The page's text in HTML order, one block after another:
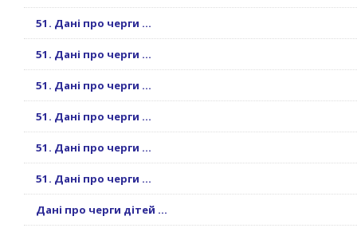
51. Дані про черги ...
51. Дані про черги ...
51. Дані про черги ...
51. Дані про черги ...
51. Дані про черги ...
51. Дані про черги ...
Дані про черги дітей ...